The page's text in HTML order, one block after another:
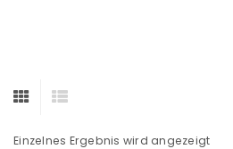
Einzelnes Ergebnis wird angezeigt